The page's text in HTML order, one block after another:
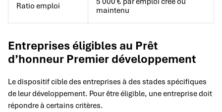
Ratio emploi
maintenu
Entreprises éligibles au Prêt
d’honneur Premier développement
Le dispositif cible des entreprises à des stades spécifiques
de leur développement. Pour être éligible, une entreprise doit
répondre à certains critères.